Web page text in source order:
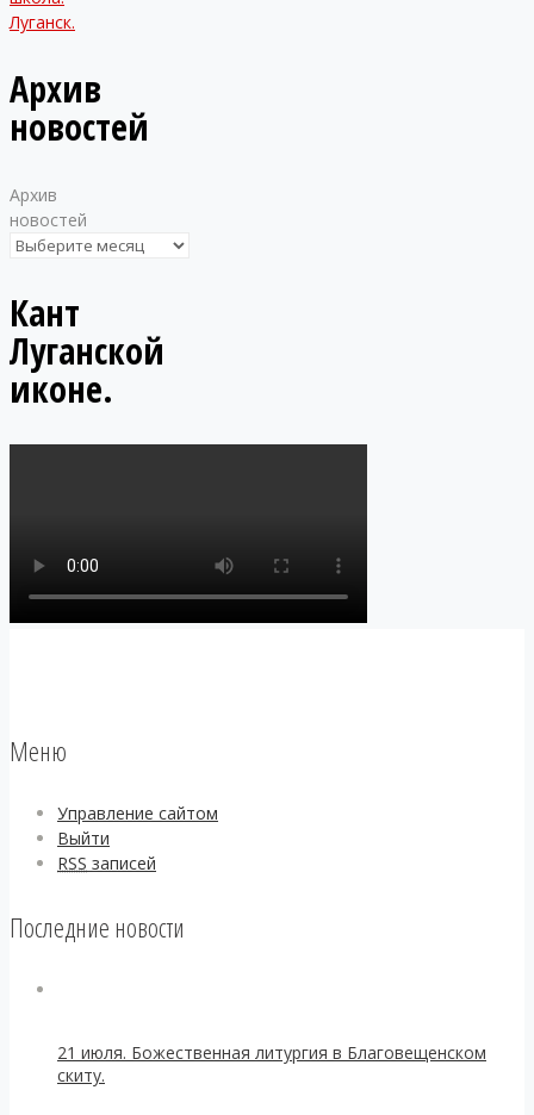
Архив
новостей
Архив
новостей
Кант
Луганской
иконе.
Меню
Управление сайтом
Выйти
RSS записей
Последние новости
21 июля. Божественная литургия в Благовещенском
скиту.